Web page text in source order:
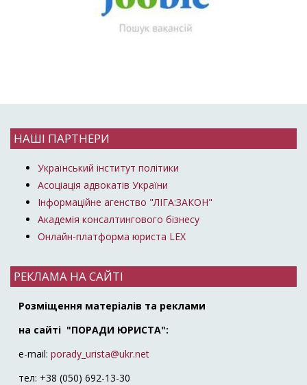
НАШІ ПАРТНЕРИ
Український інститут політики
Асоціація адвокатів України
Інформаційне агенство "ЛІГА:ЗАКОН"
Академія консалтингового бізнесу
Онлайн-платформа юриста LEX
РЕКЛАМА НА САЙТІ
Розміщення матеріалів та реклами
на сайті "ПОРАДИ ЮРИСТА":
e-mail: porady_urista@ukr.net
тел: +38 (050) 692-13-30